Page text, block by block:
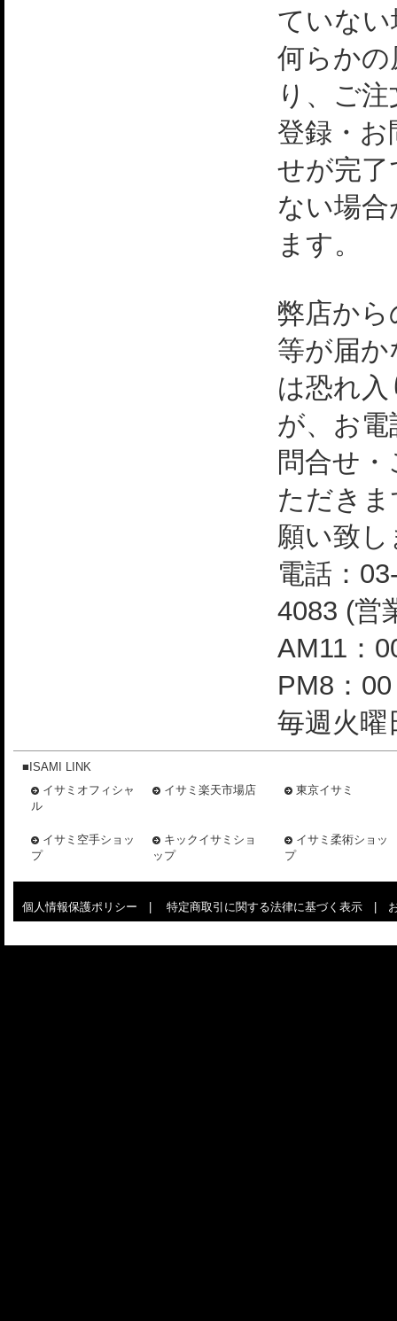
ていない
何らか
り、ご
登録・
せが完
ない場
ます。
弊店か
等が届
は恐れ
が、お
問合せ
ただき
願い致
電話：
4083 (営
AM11：
PM8：
毎週火曜
■ISAMI LINK
イサミオフィシャ
ル
イサミ楽天市場店 東京イサミ
イサミ空手ショッ
プ
キックイサミショ
ップ
イサミ柔術ショッ
プ
個人情報保護ポリシー 特定商取引に関する法律に基づく表示